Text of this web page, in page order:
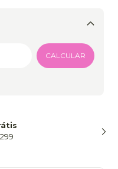
Alterar CEP
CALCULAR